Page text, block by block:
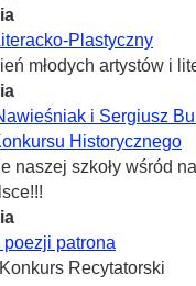
Plastyczny
młodych artystów i
i Sergiusz
Historycznego
naszej szkoły wśród
poezji patrona
Recytatorski